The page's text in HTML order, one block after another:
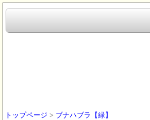
トップページ > ブナハブラ【緑】